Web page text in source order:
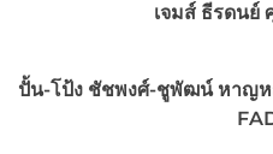
เจมส์ ธีรดน
ปั้น-โป้ง ชัชพงศ์-ชูพัฒน์ หาญ